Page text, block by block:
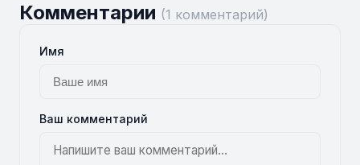
Комментарии (1 комментарий)
Имя
Ваш комментарий